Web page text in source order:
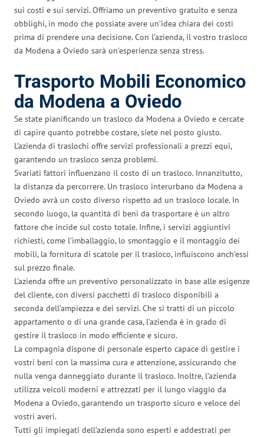
sui costi e sui servizi. Offriamo un preventivo gratuito e senza
obblighi, in modo che possiate avere un’idea chiara dei costi
prima di prendere una decisione. Con l’azienda, il vostro trasloco
da Modena a Oviedo sarà un’esperienza senza stress.
Trasporto Mobili Economico
da Modena a Oviedo
Se state pianificando un trasloco da Modena a Oviedo e cercate
di capire quanto potrebbe costare, siete nel posto giusto.
L’azienda di traslochi offre servizi professionali a prezzi equi,
garantendo un trasloco senza problemi.
Svariati fattori influenzano il costo di un trasloco. Innanzitutto,
la distanza da percorrere. Un trasloco interurbano da Modena a
Oviedo avrà un costo diverso rispetto ad un trasloco locale. In
secondo luogo, la quantità di beni da trasportare è un altro
fattore che incide sul costo totale. Infine, i servizi aggiuntivi
richiesti, come l’imballaggio, lo smontaggio e il montaggio dei
mobili, la fornitura di scatole per il trasloco, influiscono anch’essi
sul prezzo finale.
L’azienda offre un preventivo personalizzato in base alle esigenze
del cliente, con diversi pacchetti di trasloco disponibili a
seconda dell’ampiezza e dei servizi. Che si tratti di un piccolo
appartamento o di una grande casa, l’azienda è in grado di
gestire il trasloco in modo efficiente e sicuro.
La compagnia dispone di personale esperto capace di gestire i
vostri beni con la massima cura e attenzione, assicurando che
nulla venga danneggiato durante il trasloco. Inoltre, l’azienda
utilizza veicoli moderni e attrezzati per il lungo viaggio da
Modena a Oviedo, garantendo un trasporto sicuro e veloce dei
vostri averi.
Tutti gli impiegati dell’azienda sono esperti e addestrati per